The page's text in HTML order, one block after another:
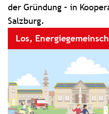
der Gründung – in
Salzburg.
Los,